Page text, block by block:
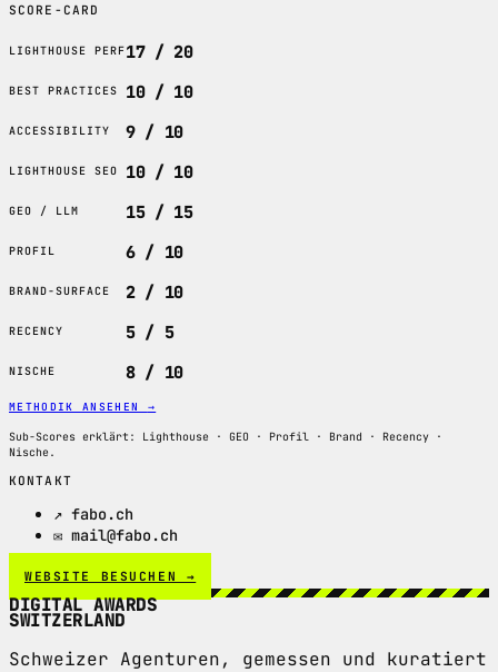
SCORE-CARD
LIGHTHOUSE PERF17 / 20
BEST PRACTICES 10 / 10
ACCESSIBILITY 9 / 10
LIGHTHOUSE SEO 10 / 10
GEO / LLM 15 / 15
PROFIL 6 / 10
BRAND-SURFACE 2 / 10
RECENCY 5 / 5
NISCHE 8 / 10
METHODIK ANSEHEN →
Sub-Scores erklärt: Lighthouse · GEO · Profil · Brand · Recency ·
Nische.
KONTAKT
↗ fabo.ch
✉ mail@fabo.ch
WEBSITE BESUCHEN →
DIGITAL AWARDS
SWITZERLAND
Schweizer Agenturen, gemessen und kuratiert